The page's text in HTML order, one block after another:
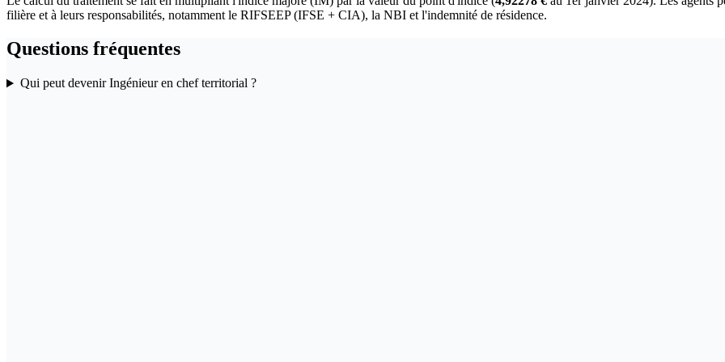
filière et à leurs responsabilités, notamment le RIFSEEP (IFSE + CIA), la NBI et l'indemnité de résidence.
Questions fréquentes
Qui peut devenir Ingénieur en chef territorial ?